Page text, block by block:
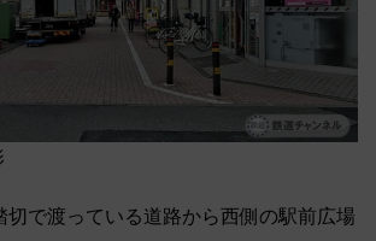
切で渡っている道路から西側の駅前広場